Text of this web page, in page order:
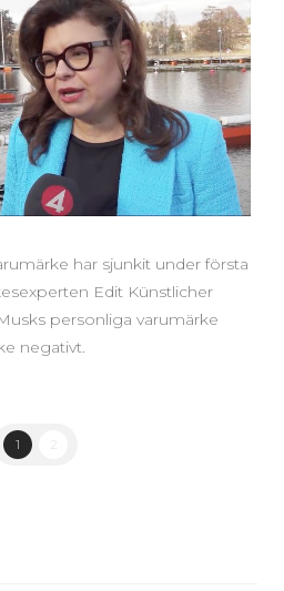
har sjunkit under första
Edit Künstlicher
personliga varumärke
negativt.
1 2